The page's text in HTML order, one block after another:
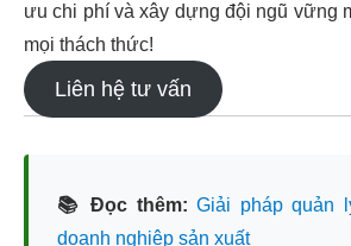
ưu chi phí và xây dựng đội ngũ vững
mọi thách thức!
Liên hệ tư vấn
📚 Đọc thêm: Giải pháp quản
doanh nghiệp sản xuất